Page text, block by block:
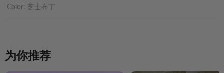
Color: 芝士布丁
为你推荐